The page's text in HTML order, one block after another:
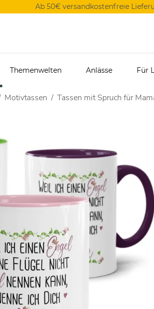
Ab 50€ versandkostenfreie
Themenwelten Anlässe Für
Motivtassen Tassen mit Spruch für